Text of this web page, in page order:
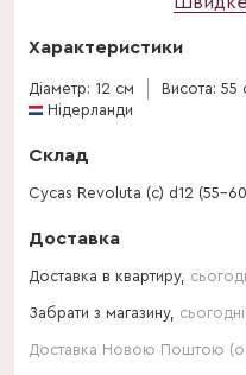
Характеристики
Діаметр: 12 см Висота: 55
Нідерланди
Склад
Cycas Revoluta (с) d12 (55-
Доставка
Доставка в квартиру,
Забрати з магазину,
Доставка Новою Поштою